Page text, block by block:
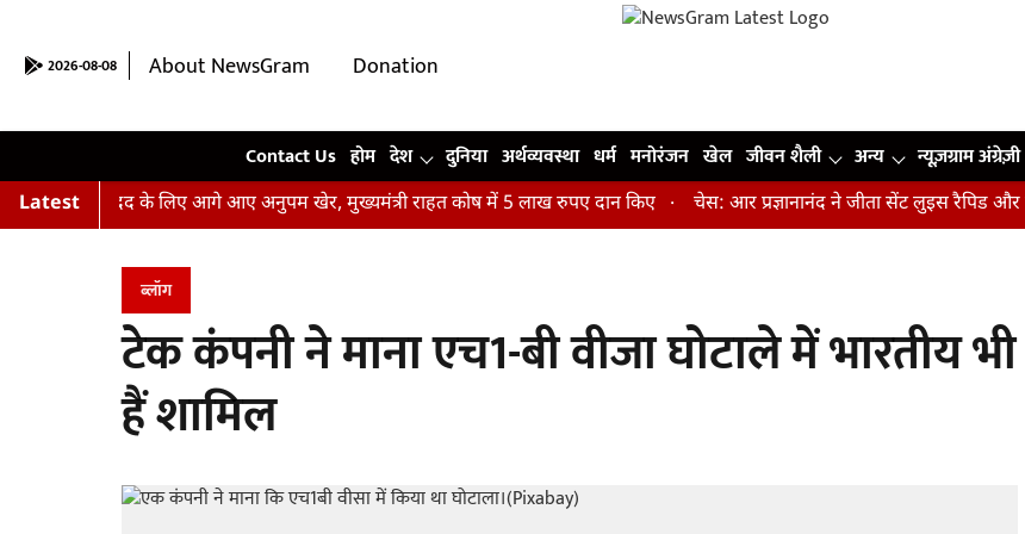
2026-08-08 About NewsGram
Donation
Contact Us होम देश दुनिया अर्थव्यवस्था धर्म मनोरंजन खेल जीवन शैली अन्य न्यूज़ग्राम अंग्रेज़ी
Latest
की मदद के लिए आगे आए अनुपम खेर, मुख्यमंत्री राहत कोष में 5 लाख रुपए दान किए चेस: आर प्रज्ञानानंद ने जीता सेंट लुइस रैपिड और
ब्लॉग
टेक कंपनी ने माना एच1-बी वीजा घोटाले में भारतीय भी
हैं शामिल